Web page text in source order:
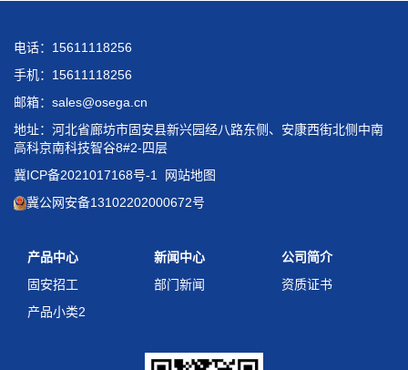
电话：15611118256
手机：15611118256
邮箱：sales@osega.cn
地址：河北省廊坊市固安县新兴园经八路东侧、安康西街北侧中南
高科京南科技智谷8#2-四层
冀ICP备2021017168号-1
网站地图
冀公网安备13102202000672号
产品中心
固安招工
产品小类2
新闻中心
部门新闻
公司简介
资质证书